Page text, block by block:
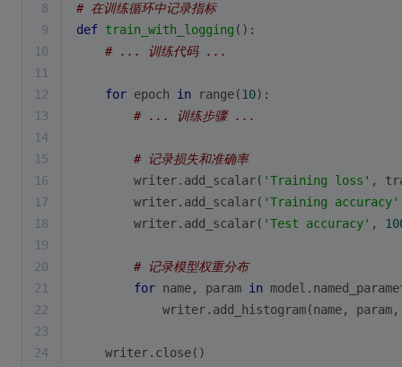
8
# 在训练循环中记录指标
9
def train_with_logging ():
10
# ... 训练代码 ...
11
12
for epoch in range(10):
13
# ... 训练步骤 ...
14
15
# 记录损失和准确率
16
        writer.add_scalar(
'Training loss' ,
17
        writer.add_scalar(
'Training accuracy'
18
        writer.add_scalar(
'Test accuracy' ,
19
20
# 记录模型权重分布
21
for name, param in
22
writer.add_histogram(name,
23
24
    writer.close()